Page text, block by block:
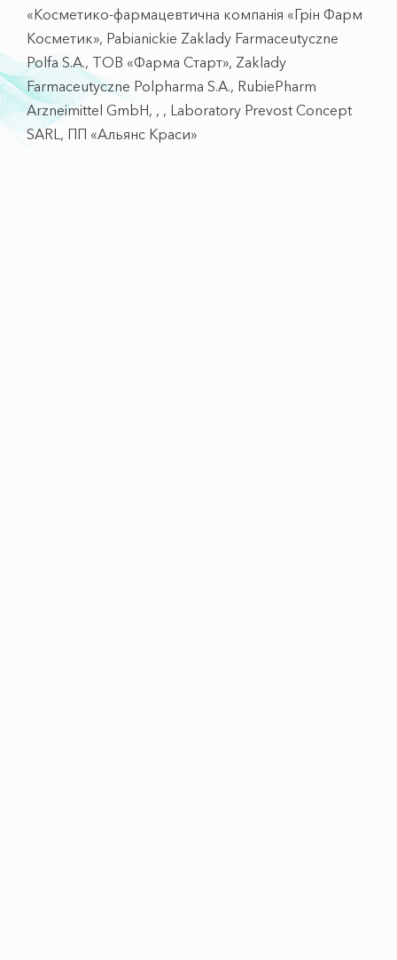
«Косметико-фармацевтична компанія «Грін Фарм
Косметик», Pabianickie Zaklady Farmaceutyczne
Polfa S.A., ТОВ «Фарма Старт», Zaklady
Farmaceutyczne Polpharma S.A., RubiePharm
Arzneimittel GmbH, , , Laboratory Prevost Concept
SARL, ПП «Альянс Краси»